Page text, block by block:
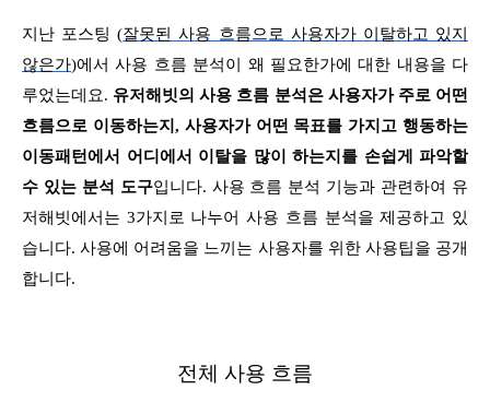
지난 포스팅 (잘못된 사용 흐름으로 사용자가 이탈하고 있지
않은가)에서 사용 흐름 분석이 왜 필요한가에 대한 내용을 다
루었는데요. 유저해빗의 사용 흐름 분석은 사용자가 주로 어떤
흐름으로 이동하는지, 사용자가 어떤 목표를 가지고 행동하는
이동패턴에서 어디에서 이탈을 많이 하는지를 손쉽게 파악할
수 있는 분석 도구입니다. 사용 흐름 분석 기능과 관련하여 유
저해빗에서는 3가지로 나누어 사용 흐름 분석을 제공하고 있
습니다. 사용에 어려움을 느끼는 사용자를 위한 사용팁을 공개
합니다.
전체 사용 흐름